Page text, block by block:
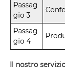
Passag
gio 3
Passag
gio 4
Il nostro